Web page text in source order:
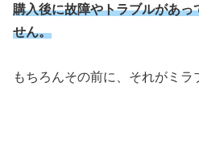
購入後に故障やトラブルがあ
せん。
もちろんその前に、それがミラ